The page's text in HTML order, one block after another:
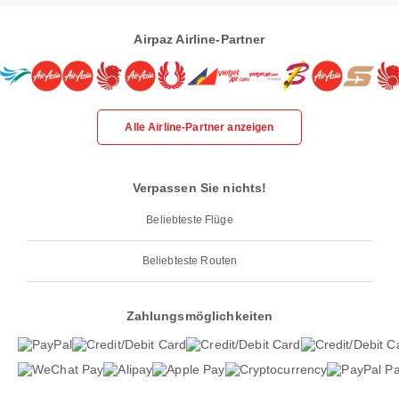
Airpaz Airline-Partner
Alle Airline-Partner anzeigen
Verpassen Sie nichts!
Beliebteste Flüge
Beliebteste Routen
Zahlungsmöglichkeiten